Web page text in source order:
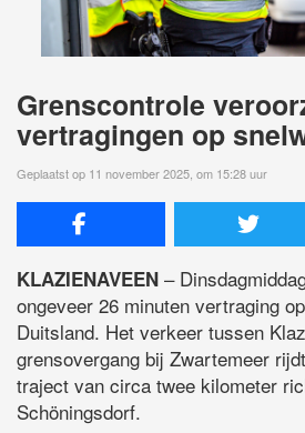
Grenscontrole
vertragingen op
Geplaatst op 11 november 2025, om 15:28 uur
KLAZIENAVEEN –
ongeveer 26 minuten vertraging
Duitsland. Het verkeer tussen
grensovergang bij Zwartemeer
traject van circa twee kilometer
Schöningsdorf.